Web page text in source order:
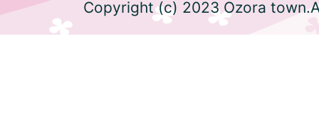
Copyright (c) 2023 Ozora